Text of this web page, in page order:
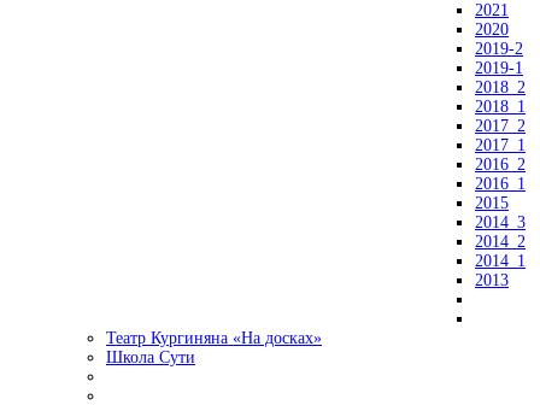
2021
2020
2019-2
2019-1
2018_2
2018_1
2017_2
2017_1
2016_2
2016_1
2015
2014_3
2014_2
2014_1
2013
Театр Кургиняна «На досках»
Школа Сути